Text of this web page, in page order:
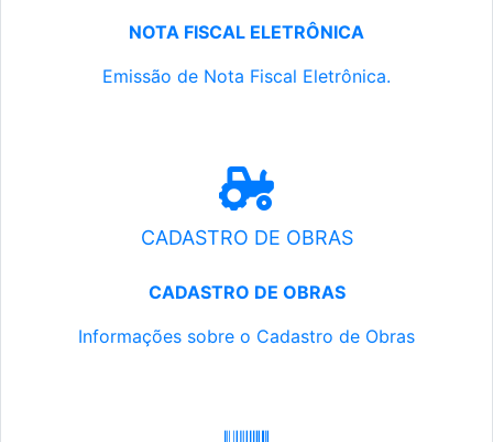
NOTA FISCAL ELETRÔNICA
Emissão de Nota Fiscal Eletrônica.
CADASTRO DE OBRAS
CADASTRO DE OBRAS
Informações sobre o Cadastro de Obras